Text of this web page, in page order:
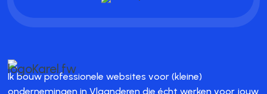
Ik bouw professionele websites voor (kleine)
ondernemingen in Vlaanderen die écht werken voor jouw